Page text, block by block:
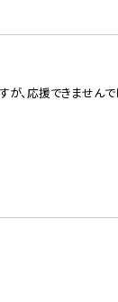
応援できませんで